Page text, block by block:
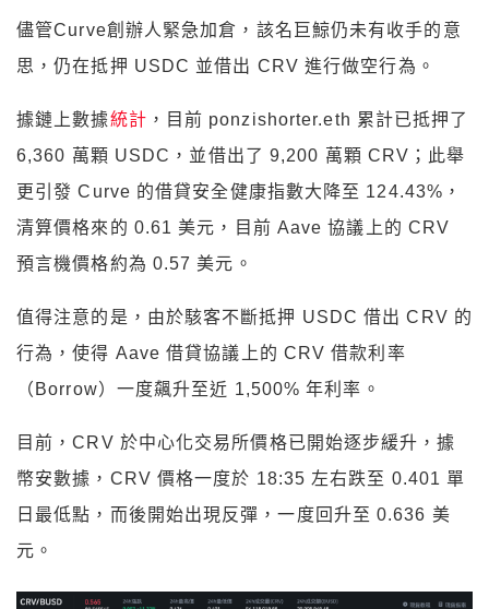
儘管Curve創辦人緊急加倉，該名巨鯨仍未有收手的意
思，仍在抵押 USDC 並借出 CRV 進行做空行為。
據鏈上數據統計 ，目前 ponzishorter.eth 累計已抵押了
6,360 萬顆 USDC，並借出了 9,200 萬顆 CRV；此舉
更引發 Curve 的借貸安全健康指數大降至 124.43%，
清算價格來的 0.61 美元，目前 Aave 協議上的 CRV
預言機價格約為 0.57 美元。
值得注意的是，由於駭客不斷抵押 USDC 借出 CRV 的
行為，使得 Aave 借貸協議上的 CRV 借款利率
（Borrow）一度飆升至近 1,500% 年利率。
目前，CRV 於中心化交易所價格已開始逐步緩升，據
幣安數據，CRV 價格一度於 18:35 左右跌至 0.401 單
日最低點，而後開始出現反彈，一度回升至 0.636 美
元。